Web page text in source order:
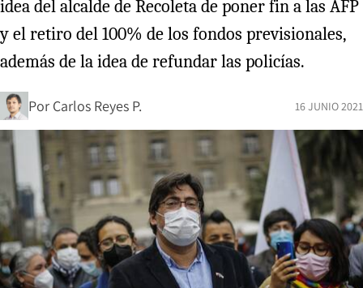
idea del alcalde de Recoleta de poner fin a las AFP
y el retiro del 100% de los fondos previsionales,
además de la idea de refundar las policías.
Por Carlos Reyes P. 16 JUNIO 2021